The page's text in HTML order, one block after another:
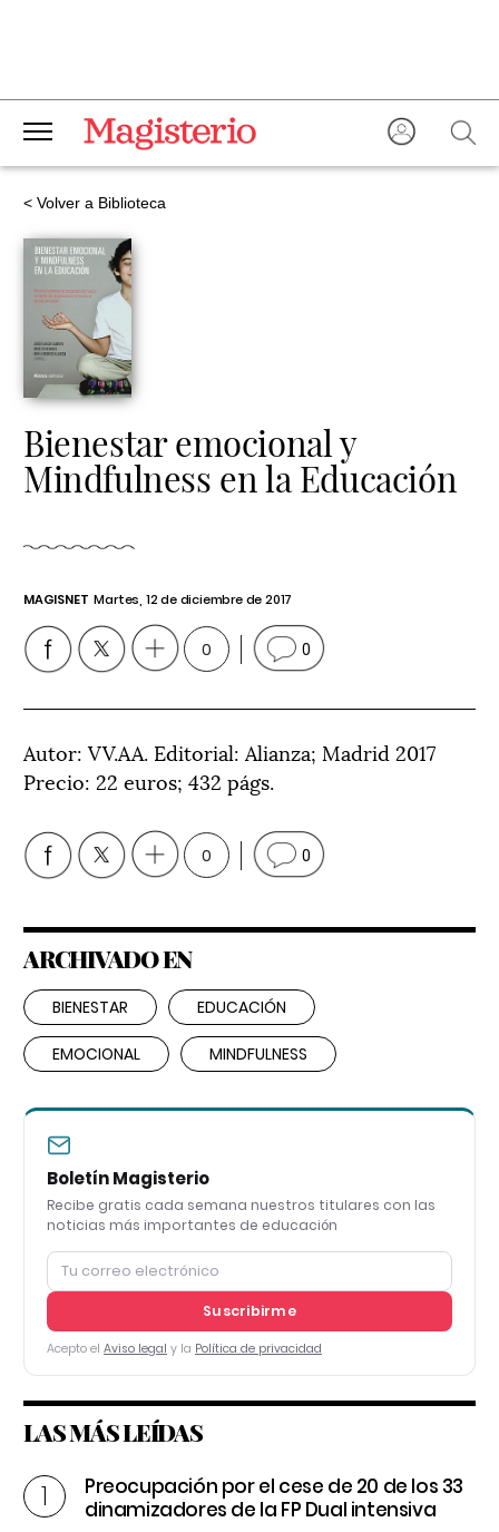
< Volver a Biblioteca
Bienestar emocional y
Mindfulness en la Educación
MAGISNET Martes, 12 de diciembre de 2017
0 0
Autor: VV.AA. Editorial: Alianza; Madrid 2017
Precio: 22 euros; 432 págs.
0 0
ARCHIVADO EN
BIENESTAR EDUCACIÓN
EMOCIONAL MINDFULNESS
Boletín Magisterio
Recibe gratis cada semana nuestros titulares con las
noticias más importantes de educación
Suscribirme
Acepto el Aviso legal y la Política de privacidad
LAS MÁS LEÍDAS
Preocupación por el cese de 20 de los 33
dinamizadores de la FP Dual intensiva